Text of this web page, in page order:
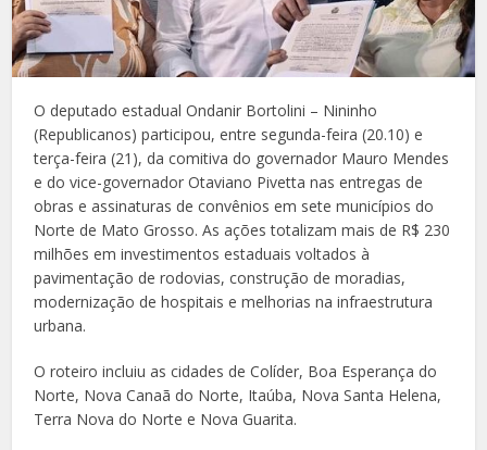
O deputado estadual Ondanir Bortolini – Nininho
(Republicanos) participou, entre segunda-feira (20.10) e
terça-feira (21), da comitiva do governador Mauro Mendes
e do vice-governador Otaviano Pivetta nas entregas de
obras e assinaturas de convênios em sete municípios do
Norte de Mato Grosso. As ações totalizam mais de R$ 230
milhões em investimentos estaduais voltados à
pavimentação de rodovias, construção de moradias,
modernização de hospitais e melhorias na infraestrutura
urbana.
O roteiro incluiu as cidades de Colíder, Boa Esperança do
Norte, Nova Canaã do Norte, Itaúba, Nova Santa Helena,
Terra Nova do Norte e Nova Guarita.